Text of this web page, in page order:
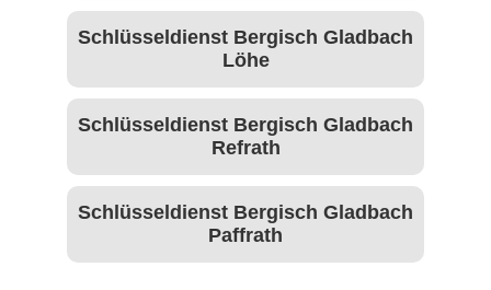
Schlüsseldienst Bergisch Gladbach
Löhe
Schlüsseldienst Bergisch Gladbach
Refrath
Schlüsseldienst Bergisch Gladbach
Paffrath